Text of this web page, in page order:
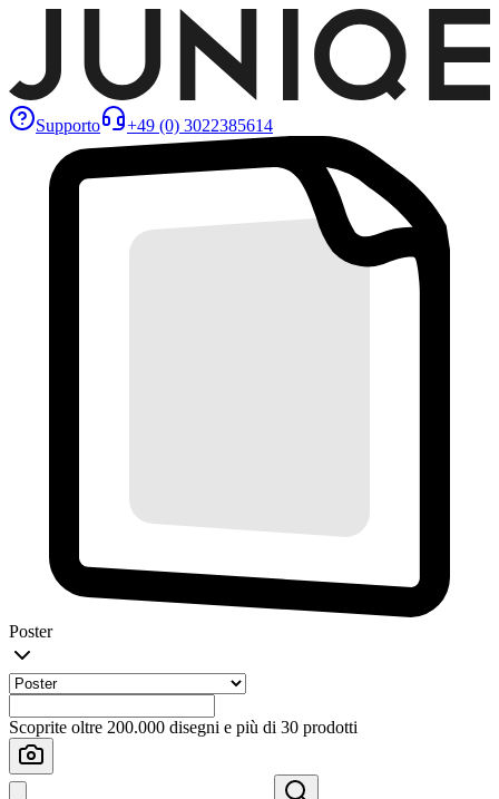
Supporto +49 (0) 3022385614
Poster
Scoprite oltre 200.000 disegni e più di 30 prodotti